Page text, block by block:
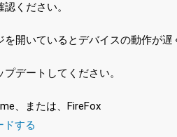
ください。
開いているとデバイスの動作が遅
デートしてください。
、または、FireFox
ドする